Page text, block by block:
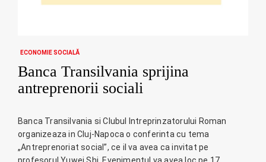
ECONOMIE SOCIALĂ
Banca Transilvania sprijina
antreprenorii sociali
Banca Transilvania si Clubul Intreprinzatorului Roman
organizeaza in Cluj-Napoca o conferinta cu tema
„Antreprenoriat social”, ce il va avea ca invitat pe
profesorul Yuwei Shi. Evenimentul va avea loc pe 17